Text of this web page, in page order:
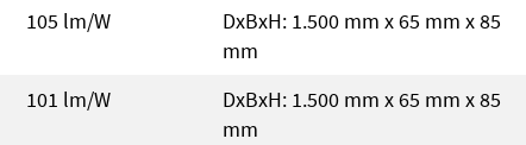
105 lm/W
DxBxH: 1.500 mm x 65 mm x 85
mm
101 lm/W
DxBxH: 1.500 mm x 65 mm x 85
mm